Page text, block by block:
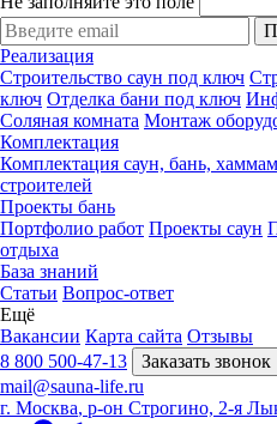
Реализация
Строительство саун под ключ
ключ Отделка бани под ключ
Соляная комната Монтаж
Комплектация
Комплектация саун, бань,
строителей
Проекты бань
Портфолио работ Проекты саун
отдыха
База знаний
Статьи Вопрос-ответ
Ещё
Вакансии Карта сайта Отзывы
8 800 500-47-13
Заказать звонок
mail@sauna-life.ru
г. Москва, р-он Строгино, 2-я